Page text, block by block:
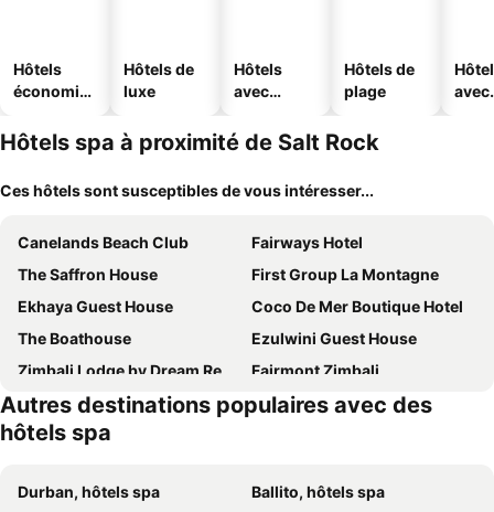
Hôtels
économiq
Hôtels de
luxe
Hôtels
avec
Hôtels de
plage
avec
Hôtels spa à proximité de Salt Rock
Ces hôtels sont susceptibles de vous intéresser...
Canelands Beach Club
Fairways Hotel
The Saffron House
First Group La Montagne
Ekhaya Guest House
Coco De Mer Boutique Hotel
The Boathouse
Ezulwini Guest House
Zimbali Lodge by Dream Resorts
Fairmont Zimbali
Zimbali Suite 516
418 Zimbali Suites
The Capital Zimbali
Autres destinations populaires avec des
hôtels spa
Durban, hôtels spa
Ballito, hôtels spa